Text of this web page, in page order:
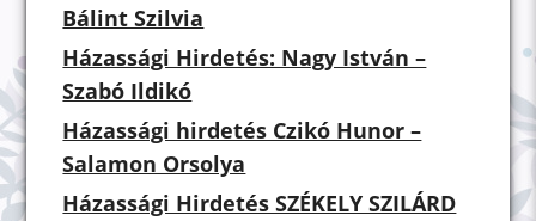
Bálint Szilvia
Házassági Hirdetés: Nagy István –
Szabó Ildikó
Házassági hirdetés Czikó Hunor –
Salamon Orsolya
Házassági Hirdetés SZÉKELY SZILÁRD